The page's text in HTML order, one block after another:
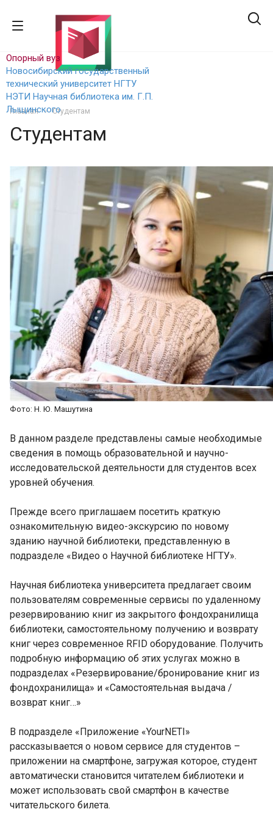
Опорный вуз
Новосибирский государственный
технический университет НГТУ
НЭТИ Научная библиотека им. Г.П.
Лыщинского
Главная Студентам
Студентам
Фото: Н. Ю. Машутина
В данном разделе представлены самые необходимые
сведения в помощь образовательной и научно-
исследовательской деятельности для студентов всех
уровней обучения.
Прежде всего приглашаем посетить краткую
ознакомительную видео-экскурсию по новому
зданию научной библиотеки, представленную в
подразделе «Видео о Научной библиотеке НГТУ».
Научная библиотека университета предлагает своим
пользователям современные сервисы по удаленному
резервированию книг из закрытого фондохранилища
библиотеки, самостоятельному получению и возврату
книг через современное RFID оборудование. Получить
подробную информацию об этих услугах можно в
подразделах «Резервирование/бронирование книг из
фондохранилища» и «Самостоятельная выдача /
возврат книг…»
В подразделе «Приложение «YourNETI»
рассказывается о новом сервисе для студентов –
приложении на смартфоне, загружая которое, студент
автоматически становится читателем библиотеки и
может использовать свой смартфон в качестве
читательского билета.